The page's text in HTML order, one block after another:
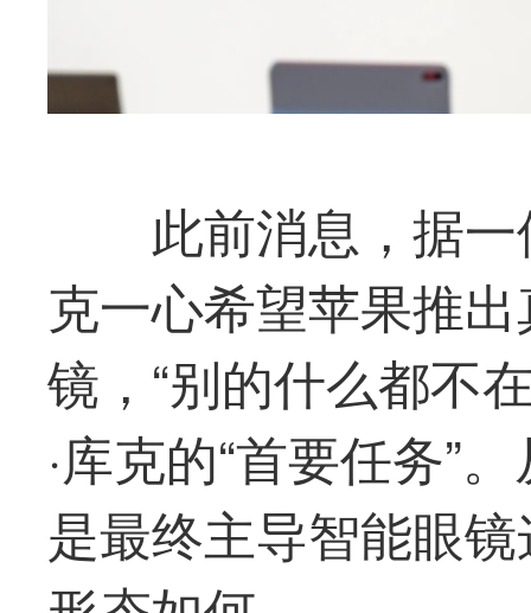
此前消息，据
克一心希望苹果推
镜，“别的什么都不
·库克的“首要任务”
是最终主导智能眼